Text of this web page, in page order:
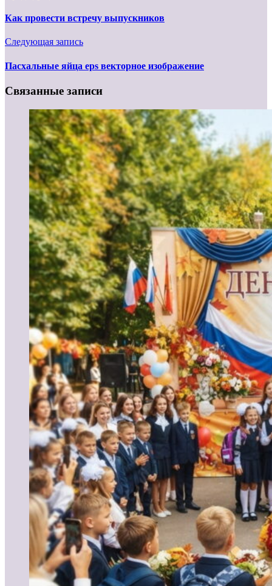
Как провести встречу выпускников
Следующая запись
Пасхальные яйца eps векторное изображение
Связанные записи